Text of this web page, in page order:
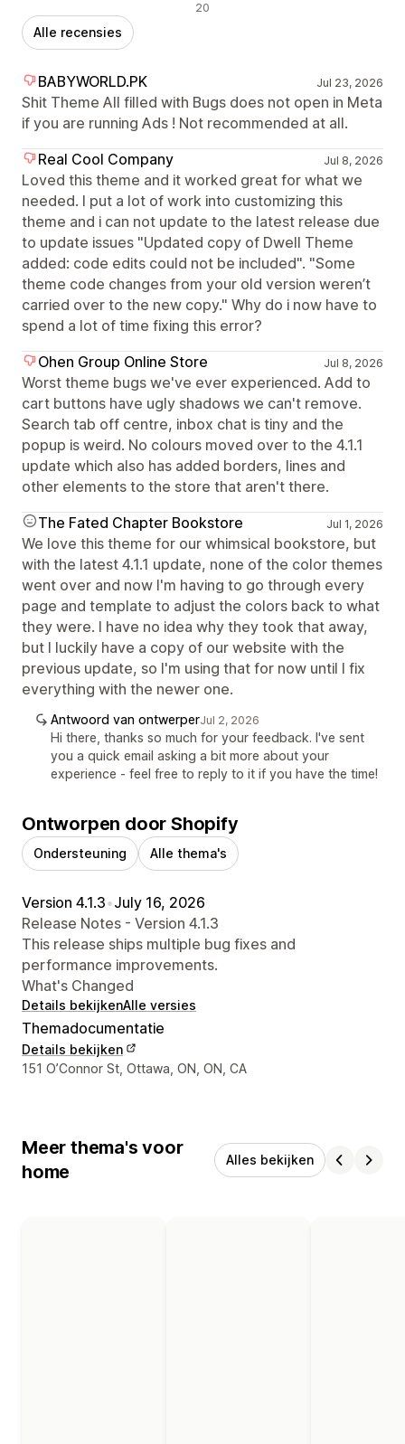
20
Alle recensies
BABYWORLD.PK Jul 23, 2026
Shit Theme All filled with Bugs does not open in Meta
if you are running Ads ! Not recommended at all.
Real Cool Company
Jul 8, 2026
Loved this theme and it worked great for what we
needed. I put a lot of work into customizing this
theme and i can not update to the latest release due
to update issues "Updated copy of Dwell Theme
added: code edits could not be included". "Some
theme code changes from your old version weren’t
carried over to the new copy." Why do i now have to
spend a lot of time fixing this error?
Ohen Group Online Store
Jul 8, 2026
Worst theme bugs we've ever experienced. Add to
cart buttons have ugly shadows we can't remove.
Search tab off centre, inbox chat is tiny and the
popup is weird. No colours moved over to the 4.1.1
update which also has added borders, lines and
other elements to the store that aren't there.
The Fated Chapter Bookstore
Jul 1, 2026
We love this theme for our whimsical bookstore, but
with the latest 4.1.1 update, none of the color themes
went over and now I'm having to go through every
page and template to adjust the colors back to what
they were. I have no idea why they took that away,
but I luckily have a copy of our website with the
previous update, so I'm using that for now until I fix
everything with the newer one.
Antwoord van ontwerperJul 2, 2026
Hi there, thanks so much for your feedback. I've sent
you a quick email asking a bit more about your
experience - feel free to reply to it if you have the time!
Ontworpen door Shopify
Ondersteuning Alle thema's
Version 4.1.3•July 16, 2026
Release Notes - Version 4.1.3
This release ships multiple bug fixes and
performance improvements.
What's Changed
Details bekijkenAlle versies
Themadocumentatie
Details bekijken
Contactgegevens ontwerper
151 O’Connor St, Ottawa, ON, ON, CA
Meer thema's voor
home
Alles bekijken